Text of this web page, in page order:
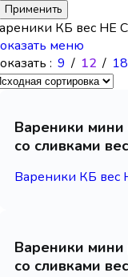
Применить
КБ вес НЕ
меню
9 12 18
Вареники
со сливками
Вареники КБ
Вареники
со сливками